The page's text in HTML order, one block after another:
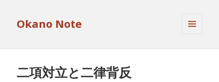
Okano Note
ーとウ
二項対立と二律背反